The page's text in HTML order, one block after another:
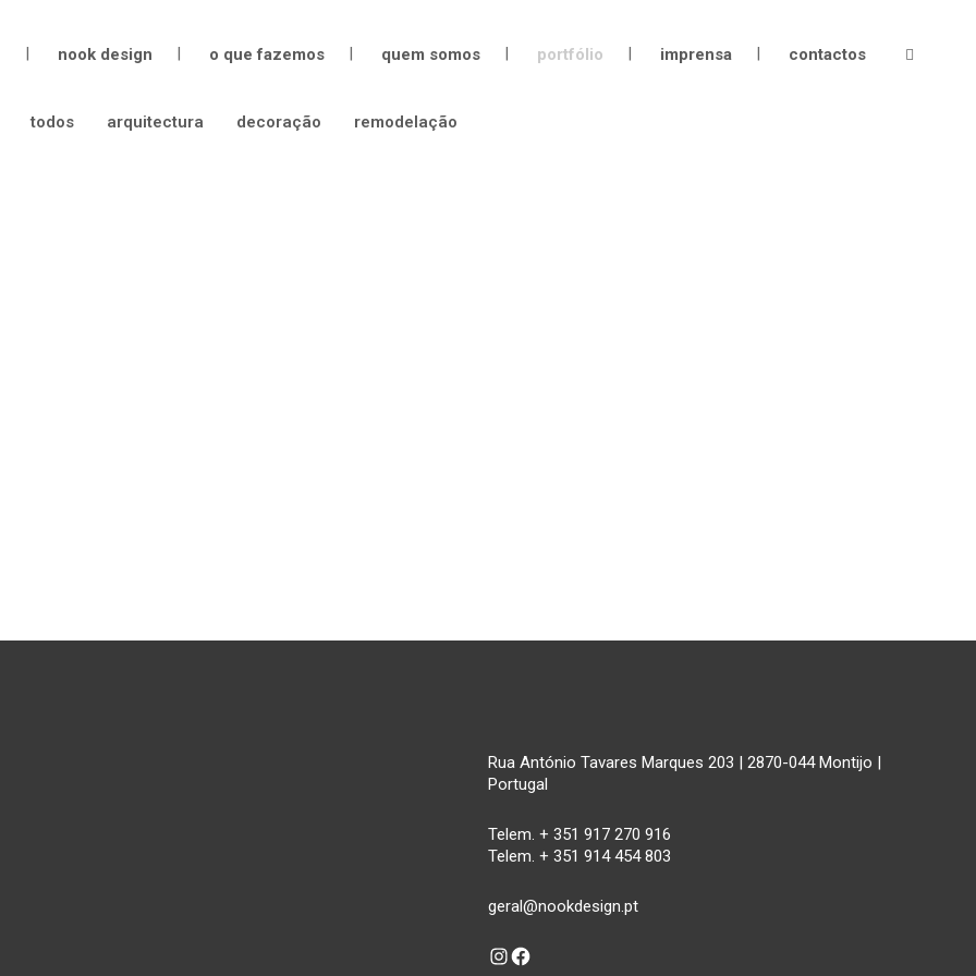
nook design o que fazemos quem somos portfólio imprensa contactos
todos arquitectura decoração remodelação
Rua António Tavares Marques 203 | 2870-044 Montijo |
Portugal
Telem. + 351 917 270 916
Telem. + 351 914 454 803
geral@nookdesign.pt
Instagram
Facebook